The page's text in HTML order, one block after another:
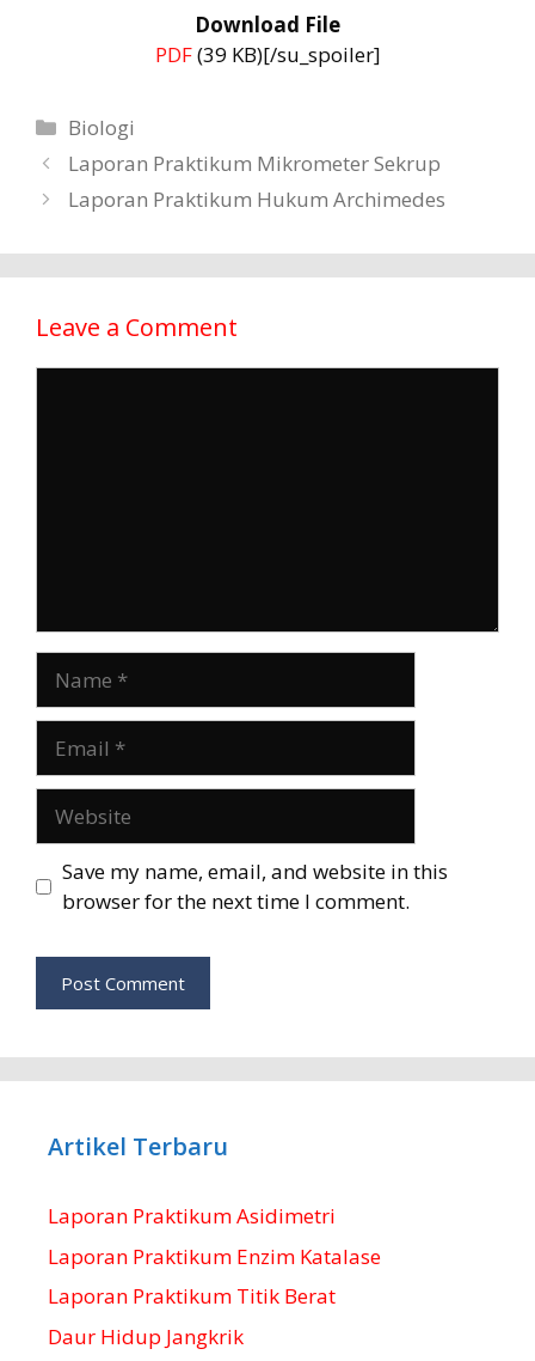
Download File
PDF(39 KB)[/su_spoiler]
Categories
Biologi
Laporan Praktikum Mikrometer Sekrup
Laporan Praktikum Hukum Archimedes
Leave a Comment
Save my name, email, and website in this
browser for the next time I comment.
Artikel Terbaru
Laporan Praktikum Asidimetri
Laporan Praktikum Enzim Katalase
Laporan Praktikum Titik Berat
Daur Hidup Jangkrik